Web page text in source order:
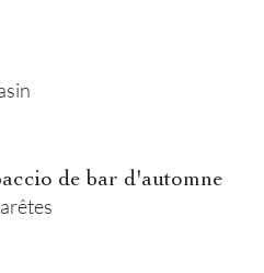
de bar d'automne